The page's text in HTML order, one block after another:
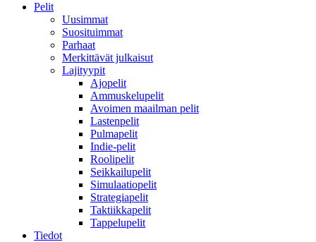
Pelit
Uusimmat
Suosituimmat
Parhaat
Merkittävät julkaisut
Lajityypit
Ajopelit
Ammuskelupelit
Avoimen maailman pelit
Lastenpelit
Pulmapelit
Indie-pelit
Roolipelit
Seikkailupelit
Simulaatiopelit
Strategiapelit
Taktiikkapelit
Tappelupelit
Tiedot